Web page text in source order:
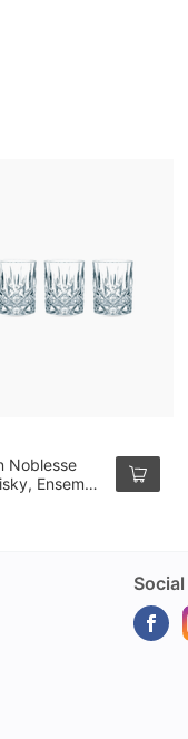
Noblesse
Ensemble